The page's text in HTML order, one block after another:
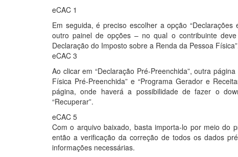
eCAC 1
Em seguida, é preciso escolher a opção
outro painel de opções – no qual o contribuinte deve
Declaração do Imposto sobre a Renda da Pessoa
eCAC 3
Ao clicar em “Declaração Pré-Preenchida”, outra
Física Pré-Preenchida” e “Programa Gerador e
página, onde haverá a possibilidade de fazer o
“Recuperar”.
eCAC 5
Com o arquivo baixado, basta importa-lo por meio do
então a verificação da correção de todos os dados
informações necessárias.